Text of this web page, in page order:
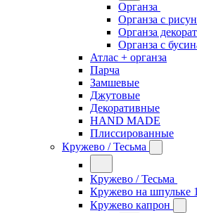
Органза
Органза с
Органза
Органза с
Атлас + органза
Парча
Замшевые
Джутовые
Декоративные
HAND MADE
Плиссированные
Кружево / Тесьма
Кружево / Тесьма
Кружево на шпульке
Кружево капрон